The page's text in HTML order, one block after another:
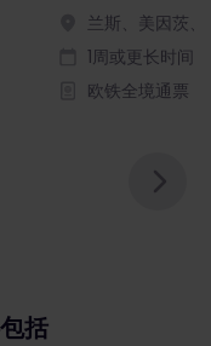
兰斯、美因茨
1周或更长时间
欧铁全境通票
括